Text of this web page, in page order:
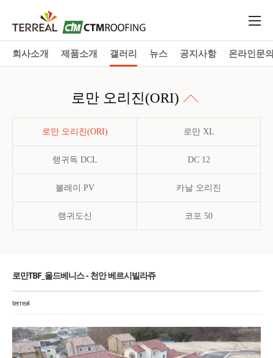
회사소개 제품소개 갤러리 뉴스 공지사항 온라인문
로만 오리진(ORI)
로만 오리진(ORI) 로만 XL
랭귀독 DCL DC 12
볼레이 PV 카날 오리진
랭귀도신 코포 50
로만TBF_올드베니스 - 천안 베르시빌라쥬
terreal